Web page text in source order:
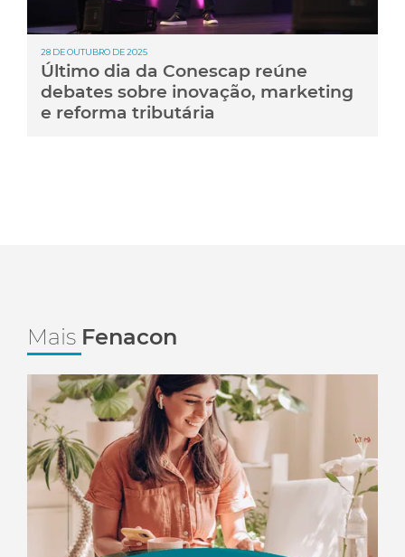
28 DE OUTUBRO DE 2025
Último dia da Conescap reúne
debates sobre inovação, marketing
e reforma tributária
Mais Fenacon